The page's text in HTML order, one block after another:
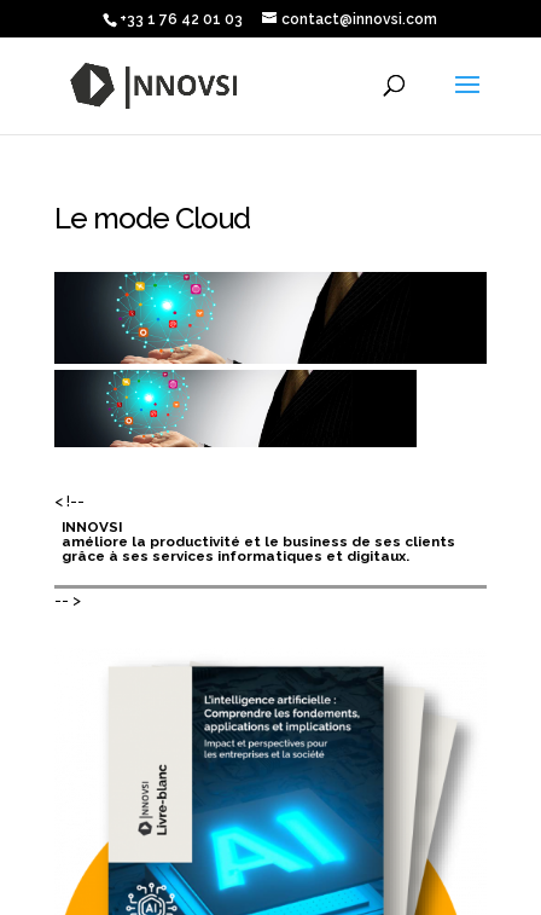
+33 1 76 42 01 03 contact@innovsi.com
Le mode Cloud
< !--
INNOVSI
améliore la productivité et le business de ses clients
grâce à ses services informatiques et digitaux.
-- >